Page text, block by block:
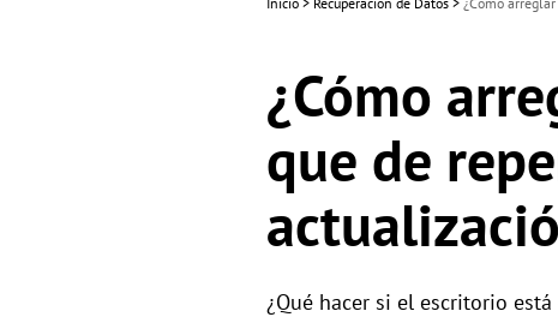
¿Cómo
que de
¿Qué hacer si el escritorio